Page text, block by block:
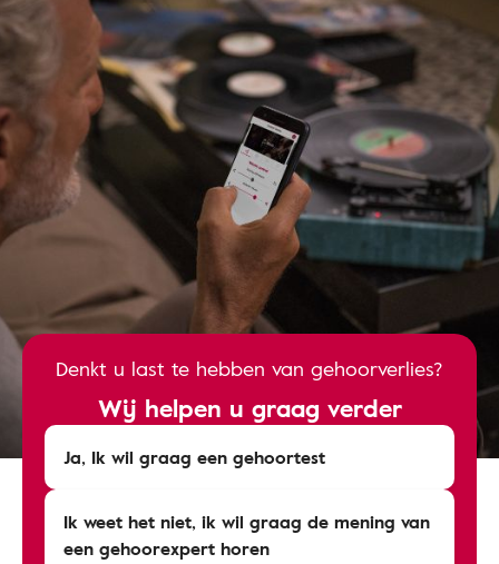
Denkt u last te hebben van gehoorverlies?
Wij helpen u graag verder
Ja, Ik wil graag een gehoortest
Ik weet het niet, ik wil graag de mening van
een gehoorexpert horen